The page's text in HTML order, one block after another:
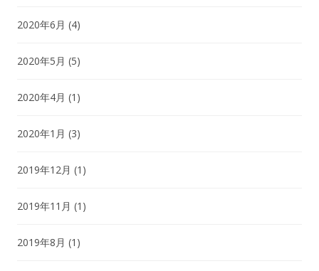
2020年6月 (4)
2020年5月 (5)
2020年4月 (1)
2020年1月 (3)
2019年12月 (1)
2019年11月 (1)
2019年8月 (1)